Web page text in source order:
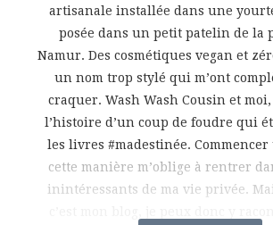
artisanale installée dans une
posée dans un petit patelin de la
Namur. Des cosmétiques vegan et
un nom trop stylé qui m’ont
craquer. Wash Wash Cousin et moi,
l’histoire d’un coup de foudre qui
les livres #madestinée.
cette manière m’oblige à rentrer
inintéressants de ma vie privée.